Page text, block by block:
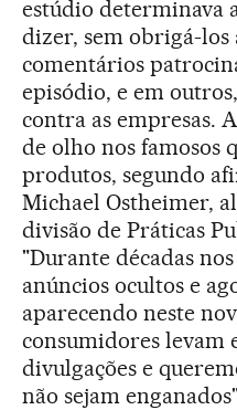
estúdio determinava
dizer, sem obrigá-los
comentários
episódio, e em
contra as empresas.
de olho nos famosos
produtos, segundo
Michael Ostheimer,
divisão de Práticas
"Durante décadas
anúncios ocultos e
aparecendo neste
consumidores levam
divulgações e
não sejam